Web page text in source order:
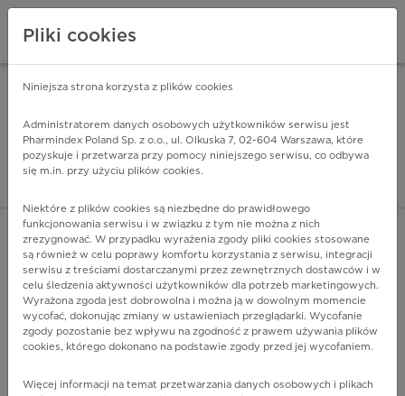
Pharmindex - lider
ZALOGUJ SIĘ
POKAŻ FILTRY
Pharmindex
Pliki cookies
Niniejsza strona korzysta z plików cookies
Administratorem danych osobowych użytkowników serwisu jest
Pharmindex Poland Sp. z o.o., ul. Olkuska 7, 02-604 Warszawa, które
pozyskuje i przetwarza przy pomocy niniejszego serwisu, co odbywa
się m.in. przy użyciu plików cookies.
Niektóre z plików cookies są niezbędne do prawidłowego
funkcjonowania serwisu i w związku z tym nie można z nich
zrezygnować. W przypadku wyrażenia zgody pliki cookies stosowane
są również w celu poprawy komfortu korzystania z serwisu, integracji
serwisu z treściami dostarczanymi przez zewnętrznych dostawców i w
celu śledzenia aktywności użytkowników dla potrzeb marketingowych.
Wyrażona zgoda jest dobrowolna i można ją w dowolnym momencie
wycofać, dokonując zmiany w ustawieniach przeglądarki. Wycofanie
zgody pozostanie bez wpływu na zgodność z prawem używania plików
cookies, którego dokonano na podstawie zgody przed jej wycofaniem.
Więcej informacji na temat przetwarzania danych osobowych i plikach
ZA DARMO - w Google Play INSTALUJ